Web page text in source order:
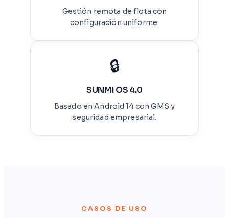
Gestión remota de flota con
configuración uniforme.
🔒
SUNMI OS 4.0
Basado en Android 14 con GMS y
seguridad empresarial.
CASOS DE USO